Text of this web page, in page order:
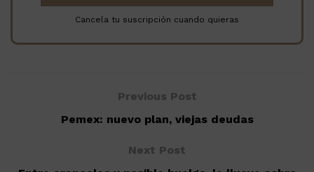
Cancela tu suscripción cuando quieras
Previous Post
Pemex: nuevo plan, viejas deudas
Next Post